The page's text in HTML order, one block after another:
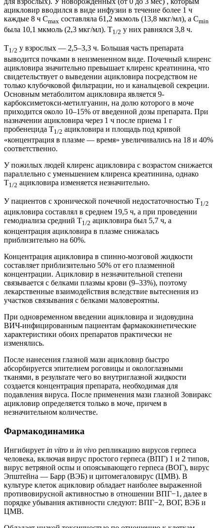
ацикловир вводился в виде инфузии в течение более 1 ч
каждые 8 ч Сmax составляла 61,2 мкмоль (13,8 мкг/мл), а Сmin
была 10,1 мкмоль (2,3 мкг/мл). T1/2 у них равнялся 3,8 ч.
T1/2 у взрослых — 2,5–3,3 ч. Большая часть препарата
выводится почками в неизмененном виде. Почечный клиренс
ацикловира значительно превышает клиренс креатинина, что
свидетельствует о выведении ацикловира посредством не
только клубочковой фильтрации, но и канальцевой секреции.
Основным метаболитом ацикловира является 9-
карбоксиметокси-метилгуанин, на долю которого в моче
приходится около 10–15% от введенной дозы препарата. При
назначении ацикловира через 1 ч после приема 1 г
пробенецида T1/2 ацикловира и площадь под кривой
«концентрация в плазме — время» увеличивались на 18 и 40%
соответственно.
У пожилых людей клиренс ацикловира с возрастом снижается
параллельно с уменьшением клиренса креатинина, однако
T1/2 ацикловира изменяется незначительно.
У пациентов с хронической почечной недостаточностью T1/2
ацикловира составлял в среднем 19,5 ч, а при проведении
гемодиализа средний T1/2 ацикловира был 5,7 ч, а
концентрация ацикловира в плазме снижалась
приблизительно на 60%.
Концентрация ацикловира в спинно-мозговой жидкости
составляет приблизительно 50% от его плазменной
концентрации. Ацикловир в незначительной степени
связывается с белками плазмы крови (9–33%), поэтому
лекарственные взаимодействия вследствие вытеснения из
участков связывания с белками маловероятны.
При одновременном введении ацикловира и зидовудина
ВИЧ-инфицированным пациентам фармакокинетические
характеристики обоих препаратов практически не
изменялись.
После нанесения глазной мази ацикловир быстро
абсорбируется эпителием роговицы и окологлазными
тканями, в результате чего во внутриглазной жидкости
создается концентрация препарата, необходимая для
подавления вируса. После применения мази глазной Зовиракс
ацикловир определяется только в моче, причем в
незначительном количестве.
Фармакодинамика
Ингибирует in vitro и in vivo репликацию вирусов герпеса
человека, включая вирус простого герпеса (ВПГ) 1 и 2 типов,
вирус ветряной оспы и опоясывающего герпеса (ВОГ), вирус
Эпштейна — Барр (ВЭБ) и цитомегаловирус (ЦМВ). В
культуре клеток ацикловир обладает наиболее выраженной
противовирусной активностью в отношении ВПГ−1, далее в
порядке убывания активности следуют: ВПГ−2, ВОГ, ВЭБ и
ЦМВ.